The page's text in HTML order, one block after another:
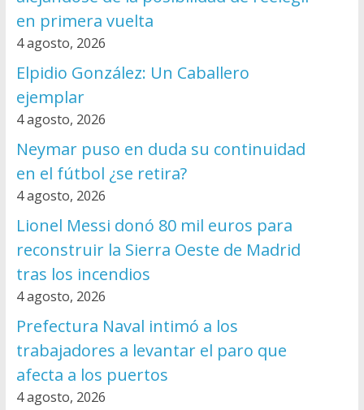
en primera vuelta
4 agosto, 2026
Elpidio González: Un Caballero
ejemplar
4 agosto, 2026
Neymar puso en duda su continuidad
en el fútbol ¿se retira?
4 agosto, 2026
Lionel Messi donó 80 mil euros para
reconstruir la Sierra Oeste de Madrid
tras los incendios
4 agosto, 2026
Prefectura Naval intimó a los
trabajadores a levantar el paro que
afecta a los puertos
4 agosto, 2026